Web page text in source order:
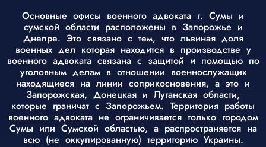
Основные офисы военного адвоката г. Сумы и
сумской области расположены в Запорожье и
Днепре. Это связано с тем, что львиная доля
военных дел которая находится в производстве у
военного адвоката связана с защитой и помощью по
уголовным делам в отношении военнослужащих
находящиеся на линии соприкосновения, а это и
Запорожская, Донецкая и Луганская области,
которые граничат с Запорожьем. Территория работы
военного адвоката не ограничивается только городом
Сумы или Сумской областью, а распространяется на
всю (не оккупированную) территорию Украины.